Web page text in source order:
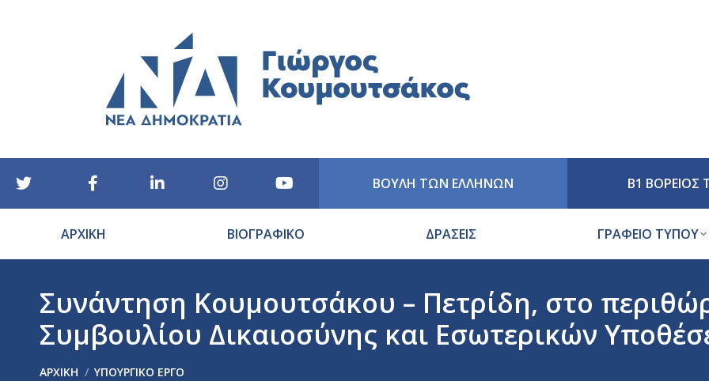
ΒΟΥΛΗ ΤΩΝ ΕΛΛΗΝΩΝ Β1 ΒΟΡΕΙΟΣ
ΑΡΧΙΚΗ ΒΙΟΓΡΑΦΙΚΟ ΔΡΑΣΕΙΣ ΓΡΑΦΕΙΟ ΤΥΠΟΥ
Συνάντηση Κουμουτσάκου – Πετρίδη, στο
Συμβουλίου Δικαιοσύνης και Εσωτερικών
ΑΡΧΙΚΉ ΥΠΟΥΡΓΙΚΟ ΕΡΓΟ